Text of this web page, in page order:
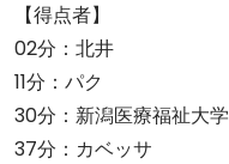
【得点者】
02分：北井
11分：パク
30分：新潟医療福祉大学
37分：カベッサ